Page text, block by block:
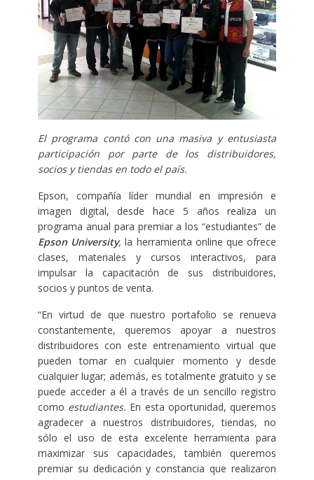
El programa contó con una masiva y entusiasta
participación por parte de los distribuidores,
socios y tiendas en todo el país.
Epson, compañía líder mundial en impresión e
imagen digital, desde hace 5 años realiza un
programa anual para premiar a los “estudiantes” de
Epson University,la herramienta online que ofrece
clases, materiales y cursos interactivos, para
impulsar la capacitación de sus distribuidores,
socios y puntos de venta.
“En virtud de que nuestro portafolio se renueva
constantemente, queremos apoyar a nuestros
distribuidores con este entrenamiento virtual que
pueden tomar en cualquier momento y desde
cualquier lugar; además, es totalmente gratuito y se
puede acceder a él a través de un sencillo registro
como estudiantes. En esta oportunidad, queremos
agradecer a nuestros distribuidores, tiendas, no
sólo el uso de esta excelente herramienta para
maximizar sus capacidades, también queremos
premiar su dedicación y constancia que realizaron